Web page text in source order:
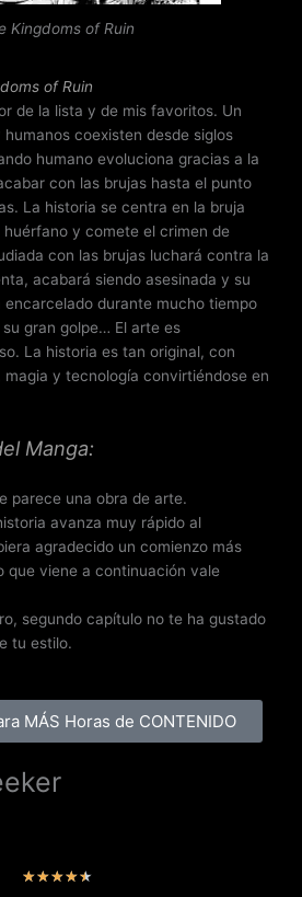
n
4
6
d
e
5
Kingdoms of Ruin
of Ruin
de la lista y de mis favoritos. Un
coexisten desde siglos
humano evoluciona gracias a la
con las brujas hasta el punto
La historia se centra en la bruja
y comete el crimen de
con las brujas luchará contra la
acabará siendo asesinada y su
encarcelado durante mucho tiempo
gran golpe… El arte es
La historia es tan original, con
y tecnología convirtiéndose en
Manga:
parece una obra de arte.
avanza muy rápido al
agradecido un comienzo más
que viene a continuación vale
segundo capítulo no te ha gustado
tu estilo.
MÁS Horas de CONTENIDO
★★★★★V